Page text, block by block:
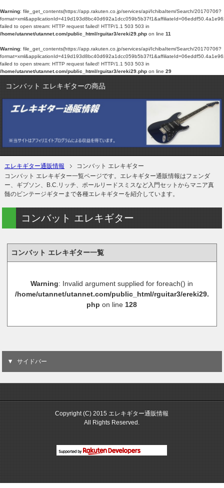
Warning: file_get_contents(https://app.rakuten.co.jp/services/api/IchibaItem/Search/20170706?
failed to open stream: HTTP request failed! HTTP/1.1 503 503 in
/home/utannet/utannet.com/public_html/rguitar3/ereki29.php on line 11
Warning: file_get_contents(https://app.rakuten.co.jp/services/api/IchibaItem/Search/20170706?
failed to open stream: HTTP request failed! HTTP/1.1 503 503 in
/home/utannet/utannet.com/public_html/rguitar3/ereki29.php on line 29
コンバット エレキギターの商品
エレキギター通販情報
コンバット エレキギター
コンバット エレキギター一覧ページです。エレキギター通販情報はフェンダ
ー、ギブソン、B.C.リッチ、ポールリードスミスなど入門セットからマニア真
髄のビンテージギターまで各種エレキギターを紹介しています。
コンバット エレキギター
コンバット エレキギター一覧
Warning: Invalid argument supplied for foreach() in
/home/utannet/utannet.com/public_html/rguitar3/ereki29.
php on line 128
サイドバー
Copyright (C) 2015 エレキギター通販情報
All Rights Reserved.